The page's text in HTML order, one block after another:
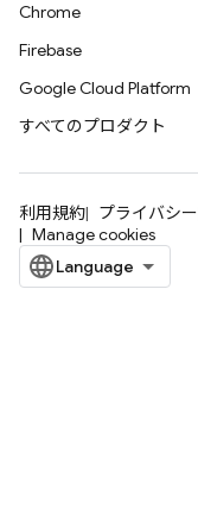
Chrome
Firebase
Google Cloud Platform
すべてのプロダクト
利用規約 プライバシー
Manage cookies